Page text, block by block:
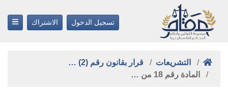
تسجيل الدخول الاشتراك
التشريعات
قرار بقانون رقم (2) …
المادة رقم 18 من …